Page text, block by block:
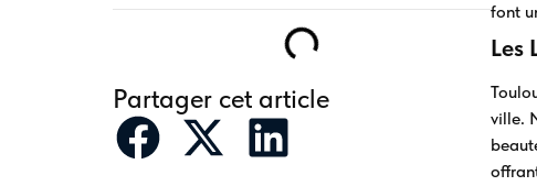
Partager cet article
font
Les
ville.